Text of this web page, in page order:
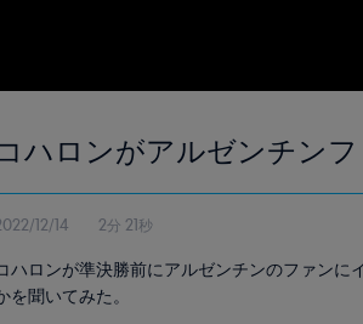
ハロンがアルゼンチン
12/14 2分 21秒
ハロンが準決勝前にアルゼンチンのファン
を聞いてみた。